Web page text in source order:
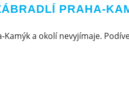
PRAHA-
a okolí nevyjímaje.